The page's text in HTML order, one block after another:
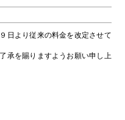
日より従来の料金を改定させて
承を賜りますようお願い申し上